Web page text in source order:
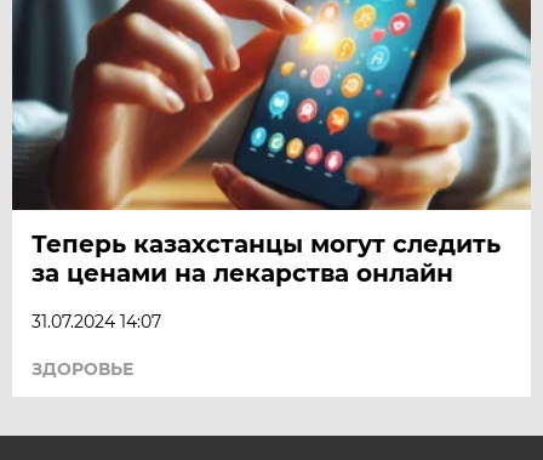
Теперь казахстанцы могут следить
за ценами на лекарства онлайн
31.07.2024 14:07
ЗДОРОВЬЕ